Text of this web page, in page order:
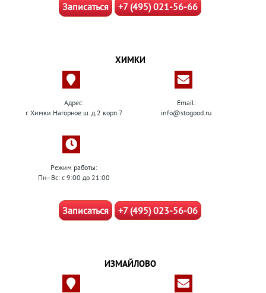
Записаться +7 (495) 021-56-66
ХИМКИ
Адрес:
г. Химки Нагорное ш. д.2 корп.7
Email:
info@stogood.ru
Режим работы:
Пн–Вс: с 9:00 до 21:00
Записаться +7 (495) 023-56-06
ИЗМАЙЛОВО